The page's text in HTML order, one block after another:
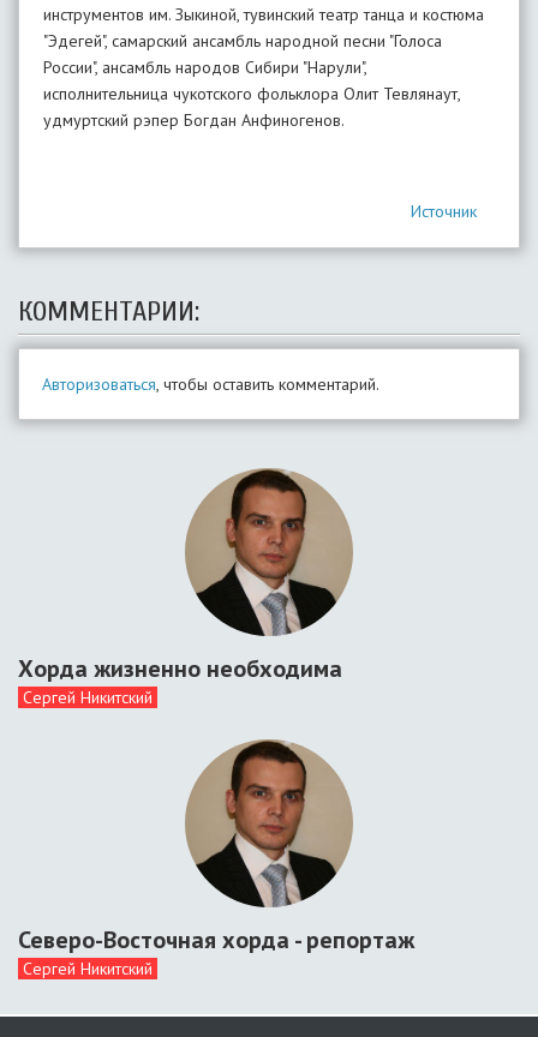
инструментов им. Зыкиной, тувинский театр танца и костюма
"Эдегей", самарский ансамбль народной песни "Голоса
России", ансамбль народов Сибири "Нарули",
исполнительница чукотского фольклора Олит Тевлянаут,
удмуртский рэпер Богдан Анфиногенов.
Источник
КОММЕНТАРИИ:
Авторизоваться, чтобы оставить комментарий.
Хорда жизненно необходима
Сергей Никитский
Северо-Восточная хорда - репортаж
Сергей Никитский